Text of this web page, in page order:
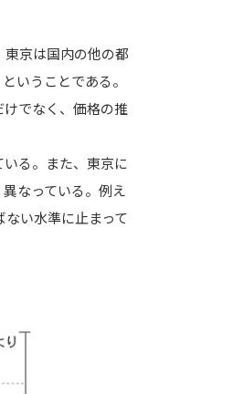
京は国内の他の都
いうことである。
でなく、価格の推
る。また、東京に
なっている。例え
い水準に止まって